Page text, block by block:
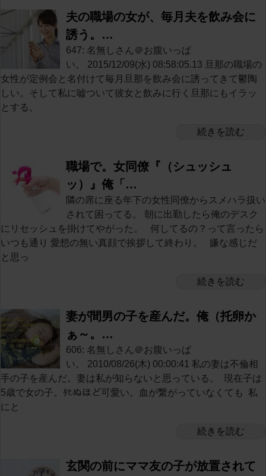
夫の職場の女が、毎月夫を飲み会に
誘う。…
647: 名無しさん＠お腹いっぱ
い。 2015/12/09(水) 08:58:05.13 旦那の職場の
女性が定例会と名付けて毎月旦那を飲み会に誘ってきて鬱陶
しい。そして私に嘘ついて彼女と飲みに行く旦那にもイラッ
とする。
続きを読む
職場で。女同僚『（シュッシュ
ッ）』俺「…
隣の席に座る年下の女性同僚からスメハラ扱い
されて困ってる。 朝に出勤したら俺のデスク
にリセッシュを掛けてやがった。 何してるの？って言ったら
いつも通り 愛想の無い真顔で挨拶して終わり。 嫌な感じだ
と思っ
続きを読む
妻が間男の子を産んだ。俺（托卵か
ぁ～。…
606: 名無しさん＠お腹いっぱ
い。 2010/08/26(木) 00:00:41 私の妻は不倫相
手の子を産んだ。妻は私が知らないと思っている。 現在子は
5歳で女の子。ﾀﾋぬほど可愛い。血が繋がっていなくても 私
にと
続きを読む
玄関の前にママ友の子が放置されて